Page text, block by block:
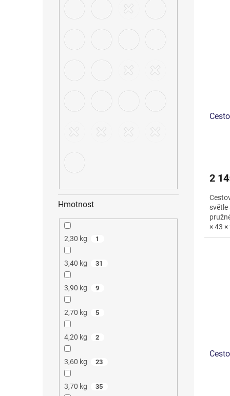
Hmotnost
2,30 kg 1
3,40 kg 31
3,90 kg 9
2,70 kg 5
4,20 kg 2
3,60 kg 23
3,70 kg 35
2
světle
× 43